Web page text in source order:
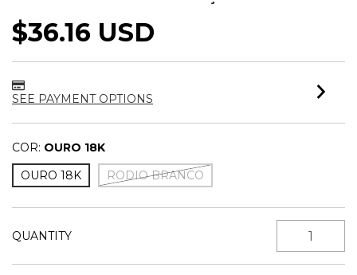
$36.16 USD
SEE PAYMENT OPTIONS
COR: OURO 18K
OURO 18K
RODIO BRANCO
QUANTITY